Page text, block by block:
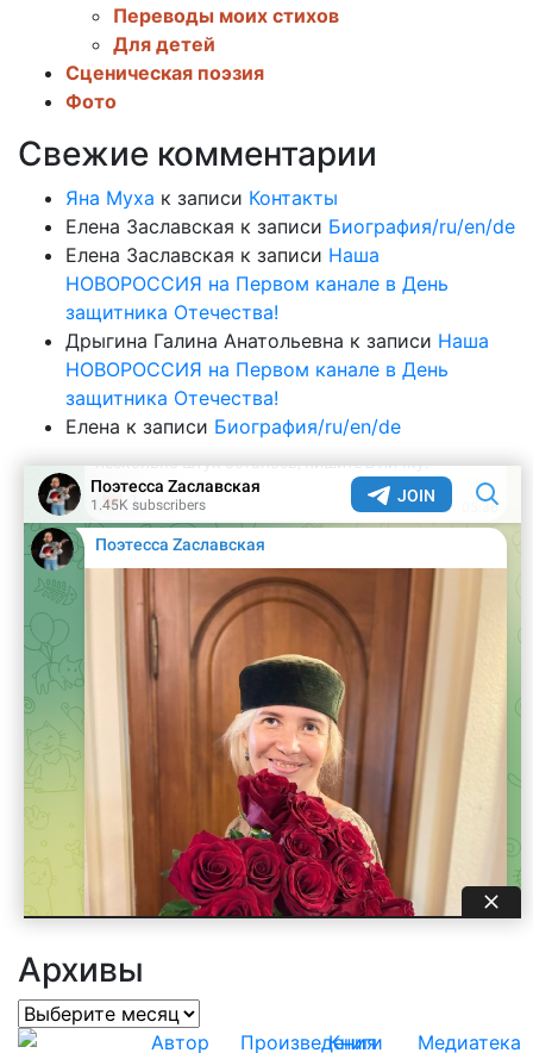
Переводы моих стихов
Для детей
Сценическая поэзия
Фото
Свежие комментарии
Яна Муха к записи Контакты
Елена Заславская к записи Биография/ru/en/de
Елена Заславская к записи Наша
НОВОРОССИЯ на Первом канале в День
защитника Отечества!
Дрыгина Галина Анатольевна к записи Наша
НОВОРОССИЯ на Первом канале в День
защитника Отечества!
Елена к записи Биография/ru/en/de
Архивы
Архивы
Автор
Произведения
Книги Медиатека